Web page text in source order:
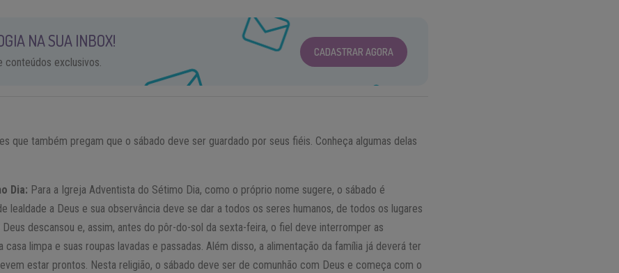
NA SUA INBOX!
conteúdos exclusivos.
CADASTRAR AGORA
que também pregam que o sábado deve ser guardado por seus fiéis. Conheça algumas delas
Dia: Para a Igreja Adventista do Sétimo Dia, como o próprio nome sugere, o sábado é
lealdade a Deus e sua observância deve se dar a todos os seres humanos, de todos os lugares
descansou e, assim, antes do pôr-do-sol da sexta-feira, o fiel deve interromper as
limpa e suas roupas lavadas e passadas. Além disso, a alimentação da família já deverá ter
estar prontos. Nesta religião, o sábado deve ser de comunhão com Deus e começa com o